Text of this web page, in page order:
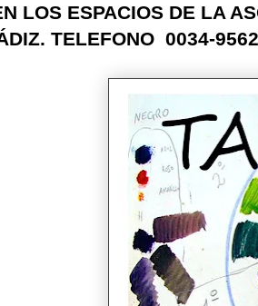
LOS ESPACIOS DE LA
TELEFONO 0034-